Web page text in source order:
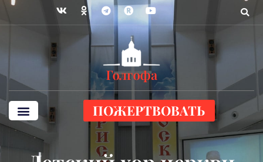
ПОЖЕРТВОВАТЬ